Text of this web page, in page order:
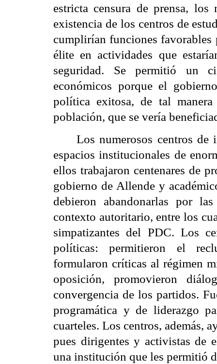
estricta censura de prensa, los
existencia de los centros de
cumplirían funciones
élite en actividades que
seguridad. Se permitió un
económicos porque el
política exitosa, de tal
población, que se vería
Los numerosos centros
espacios institucionales de
ellos trabajaron centenares de
gobierno de Allende y
debieron abandonarlas por
contexto autoritario, entre los
simpatizantes del PDC. Los
políticas: permitieron el
formularon críticas al régimen
oposición, promovieron
convergencia de los partidos.
programática y de liderazgo
cuarteles. Los centros, además,
pues dirigentes y activistas de
una institución que les permitió